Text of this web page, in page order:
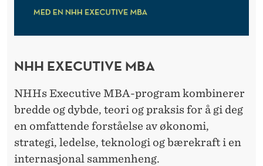
NHH EXECUTIVE MBA
NHHs Executive MBA-program kombinerer
bredde og dybde, teori og praksis for å gi deg
en omfattende forståelse av økonomi,
strategi, ledelse, teknologi og bærekraft i en
internasjonal sammenheng.